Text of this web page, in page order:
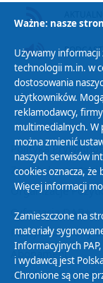
Polityka
Zasady
Organizacje
Cyfryzacja DAB+
Polityka ochrony
Abonament
Zamówienia
Ważne: nasze
Używamy informacji
technologii m.in. w
dostosowania
użytkowników.
reklamodawcy,
multimedialnych. W
można zmienić
naszych serwisów
cookies oznacza, że
Więcej informacji
Zamieszczone na
materiały
Informacyjnych
i wydawcą jest
Chronione są one